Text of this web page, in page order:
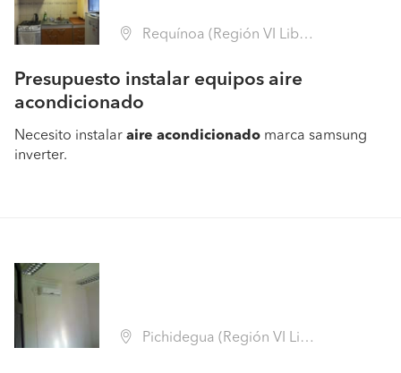
Requínoa (Región VI Libertador B. O'Higgins - Cachapoal)
Presupuesto instalar equipos aire
acondicionado
Necesito instalar aire acondicionado marca samsung
inverter.
Pichidegua (Región VI Libertador B. O'Higgins - Cachapoal)